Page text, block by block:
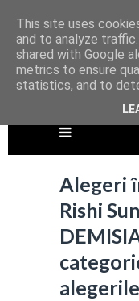
Alegeri
Rishi
This site uses
and to analyze
shared with Google
metrics to ensure
statistics, and to